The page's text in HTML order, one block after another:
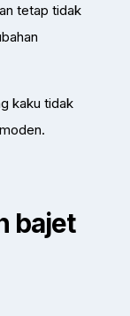
tetap tidak
kaku tidak
bajet